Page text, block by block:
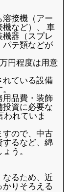
溶接機（アー
機など）、 車
器（スプレ
パテ類などが
円程度は用意
れている設備
用品費・装飾
資に必要な
われていま
すので、中古
するなど、綿
う。
なるため、近
りそろえる